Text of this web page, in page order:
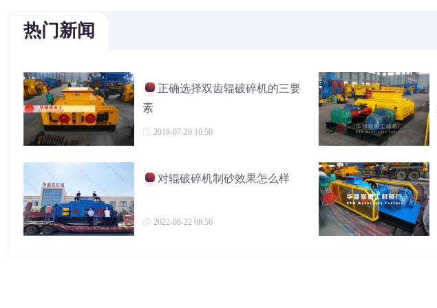
热门新闻
正确选择双齿辊破碎机的三要
素
2018-07-20 16:50
对辊破碎机制砂效果怎么样
2022-08-22 08:56